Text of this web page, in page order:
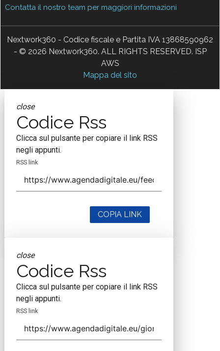
Contatta il nostro team per maggiori informazioni
Nextwork360 - Codice fiscale e Partita IVA 13868590962
- © 2026 Nextwork360. ALL RIGHTS RESERVED. ISP
AWS
Mappa del sito
close
Codice Rss
Clicca sul pulsante per copiare il link RSS
negli appunti.
RSS link
COPIA LINK
close
Codice Rss
Clicca sul pulsante per copiare il link RSS
negli appunti.
RSS link